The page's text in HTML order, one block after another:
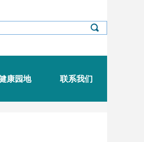
끠
康园地 联系我们